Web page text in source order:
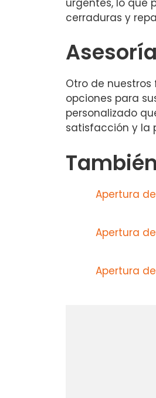
urgentes, lo que
cerraduras y
Otro de
opciones para
personalizado
satisfacción y la
Apertura
Apertura
Apertura